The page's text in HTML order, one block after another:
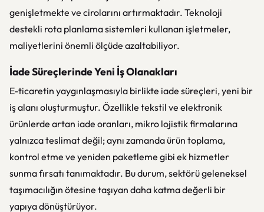
genişletmekte ve cirolarını artırmaktadır. Teknoloji
destekli rota planlama sistemleri kullanan işletmeler,
maliyetlerini önemli ölçüde azaltabiliyor.
İade Süreçlerinde Yeni İş Olanakları
E-ticaretin yaygınlaşmasıyla birlikte iade süreçleri, yeni bir
iş alanı oluşturmuştur. Özellikle tekstil ve elektronik
ürünlerde artan iade oranları, mikro lojistik firmalarına
yalnızca teslimat değil; aynı zamanda ürün toplama,
kontrol etme ve yeniden paketleme gibi ek hizmetler
sunma fırsatı tanımaktadır. Bu durum, sektörü geleneksel
taşımacılığın ötesine taşıyan daha katma değerli bir
yapıya dönüştürüyor.